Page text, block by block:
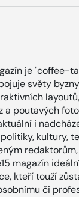
je "coffee-
světy
a poutavých
i
kultury,
magazín
kteří touží
či